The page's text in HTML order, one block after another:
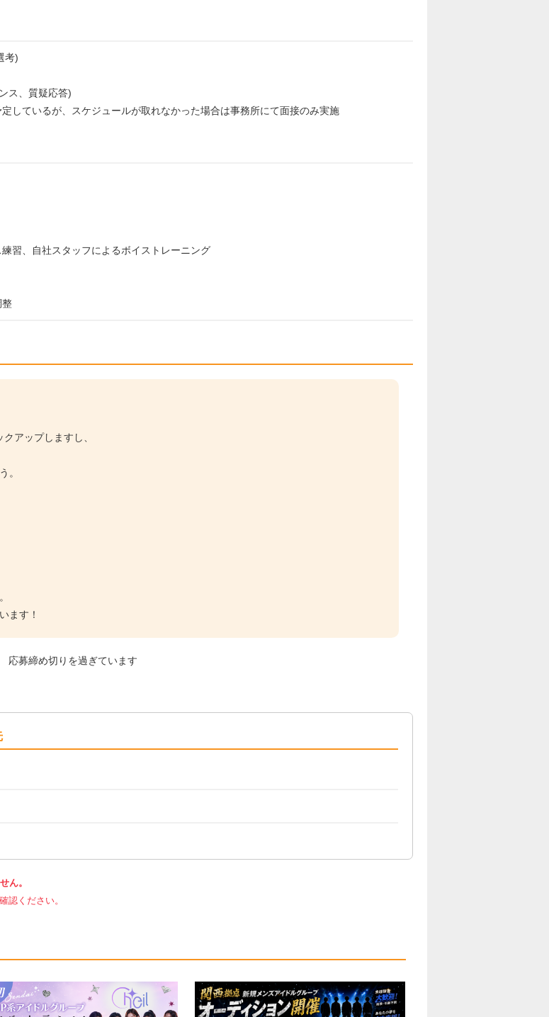
考)
ス、質疑応答)
しているが、スケジュールが取れなかった場合は事務所にて面接のみ実施
習、自社スタッフによるボイストレーニング
整
アップしますし、
。
ます！
応募締め切りを過ぎています
ん。
認ください。